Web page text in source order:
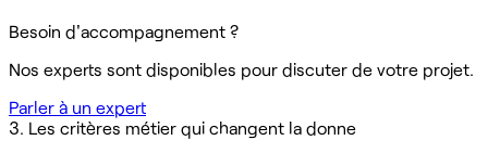
Besoin d'accompagnement ?
Nos experts sont disponibles pour discuter de votre projet.
Parler à un expert
3. Les critères métier qui changent la donne